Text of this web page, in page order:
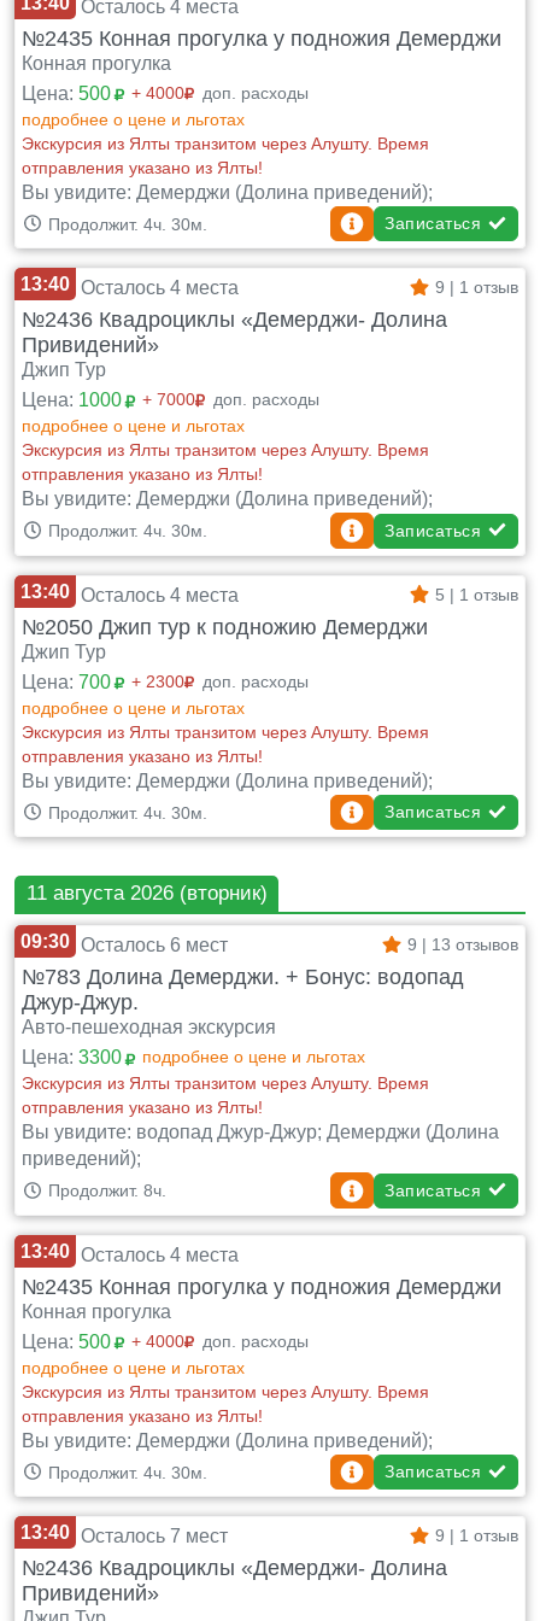
Осталось 4 места
№2435 Конная прогулка у подножия Демерджи
Конная прогулка
Цена: 500 + 4000
доп. расходы
подробнее о цене и льготах
Экскурсия из Ялты транзитом через Алушту. Время
отправления указано из Ялты!
Вы увидите: Демерджи (Долина приведений);
Продолжит. 4ч. 30м. Записаться
13:40 Осталось 4 места 9 | 1 отзыв
№2436 Квадроциклы «Демерджи- Долина
Привидений»
Джип Тур
Цена: 1000 + 7000
доп. расходы
подробнее о цене и льготах
Экскурсия из Ялты транзитом через Алушту. Время
отправления указано из Ялты!
Вы увидите: Демерджи (Долина приведений);
Продолжит. 4ч. 30м. Записаться
13:40 Осталось 4 места 5 | 1 отзыв
№2050 Джип тур к подножию Демерджи
Джип Тур
Цена: 700 + 2300
доп. расходы
подробнее о цене и льготах
Экскурсия из Ялты транзитом через Алушту. Время
отправления указано из Ялты!
Вы увидите: Демерджи (Долина приведений);
Продолжит. 4ч. 30м. Записаться
11 августа 2026 (вторник)
09:30 Осталось 6 мест 9 | 13 отзывов
№783 Долина Демерджи. + Бонус: водопад
Джур-Джур.
Авто-пешеходная экскурсия
Цена: 3300
подробнее о цене и льготах
Экскурсия из Ялты транзитом через Алушту. Время
отправления указано из Ялты!
Вы увидите: водопад Джур-Джур; Демерджи (Долина
приведений);
Продолжит. 8ч. Записаться
13:40 Осталось 4 места
№2435 Конная прогулка у подножия Демерджи
Конная прогулка
Цена: 500 + 4000
доп. расходы
подробнее о цене и льготах
Экскурсия из Ялты транзитом через Алушту. Время
отправления указано из Ялты!
Вы увидите: Демерджи (Долина приведений);
Продолжит. 4ч. 30м. Записаться
13:40 Осталось 7 мест 9 | 1 отзыв
№2436 Квадроциклы «Демерджи- Долина
Привидений»